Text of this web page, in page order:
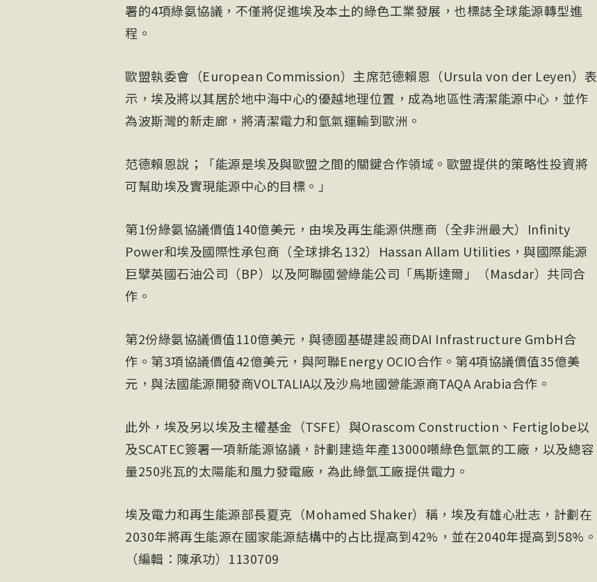
署的4項綠氨協議，不僅將促進埃及本土的綠色工業發展，也標誌全球能源轉型進
程。
歐盟執委會（European Commission）主席范德賴恩（Ursula von der Leyen）表
示，埃及將以其居於地中海中心的優越地理位置，成為地區性清潔能源中心，並作
為波斯灣的新走廊，將清潔電力和氫氣運輸到歐洲。
范德賴恩說；「能源是埃及與歐盟之間的關鍵合作領域。歐盟提供的策略性投資將
可幫助埃及實現能源中心的目標。」
第1份綠氨協議價值140億美元，由埃及再生能源供應商（全非洲最大）Infinity
Power和埃及國際性承包商（全球排名132）Hassan Allam Utilities，與國際能源
巨擘英國石油公司（BP）以及阿聯國營綠能公司「馬斯達爾」（Masdar）共同合
作。
第2份綠氨協議價值110億美元，與德國基礎建設商DAI Infrastructure GmbH合
作。第3項協議價值42億美元，與阿聯Energy OCIO合作。第4項協議價值35億美
元，與法國能源開發商VOLTALIA以及沙烏地國營能源商TAQA Arabia合作。
此外，埃及另以埃及主權基金（TSFE）與Orascom Construction、Fertiglobe以
及SCATEC簽署一項新能源協議，計劃建造年產13000噸綠色氫氣的工廠，以及總容
量250兆瓦的太陽能和風力發電廠，為此綠氫工廠提供電力。
埃及電力和再生能源部長夏克（Mohamed Shaker）稱，埃及有雄心壯志，計劃在
2030年將再生能源在國家能源結構中的占比提高到42%，並在2040年提高到58%。
（編輯：陳承功）1130709